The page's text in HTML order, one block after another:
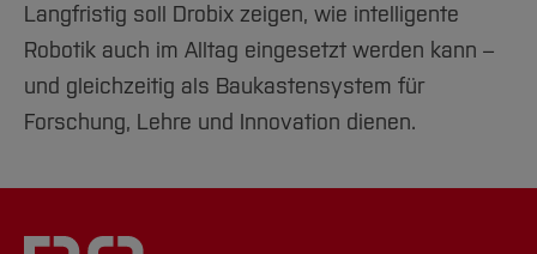
Langfristig soll Drobix zeigen, wie intelligente
Robotik auch im Alltag eingesetzt werden kann –
und gleichzeitig als Baukastensystem für
Forschung, Lehre und Innovation dienen.